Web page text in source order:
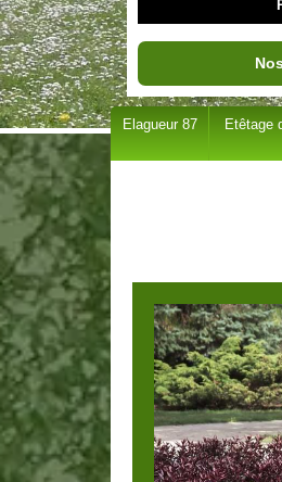
Elagueur 87 Etêtage